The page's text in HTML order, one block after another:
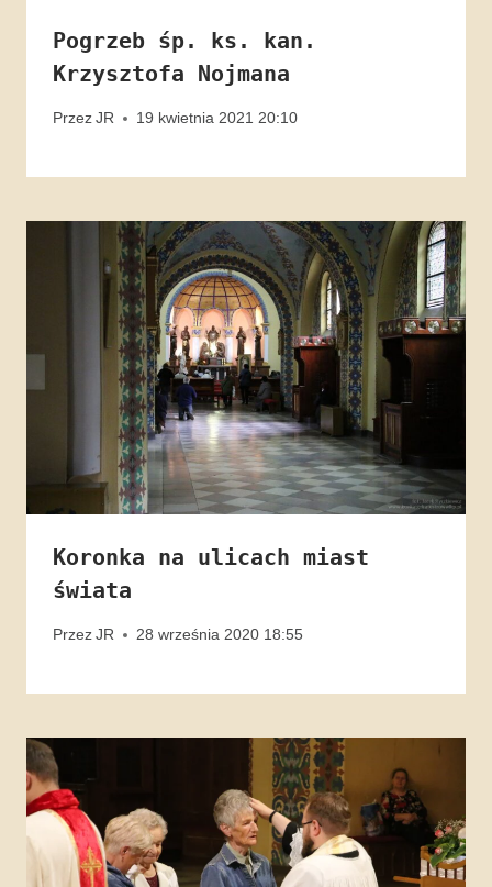
Pogrzeb śp. ks. kan.
Krzysztofa Nojmana
PrzezJR 19 kwietnia 2021 20:10
Koronka na ulicach miast
świata
PrzezJR 28 września 2020 18:55